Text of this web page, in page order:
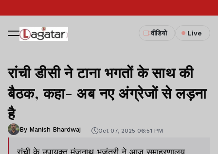
वीडियो Live
रांची डीसी ने टाना भगतों के साथ की
बैठक, कहा- अब नए अंग्रेजों से लड़ना
है
By Manish Bhardwaj Oct 07, 2025 06:51 PM
रांची के उपायुक्त मंजूनाथ भजंत्री ने आज समाहरणालय